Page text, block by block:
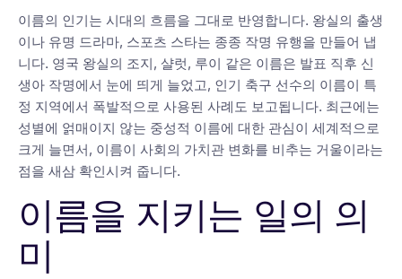
이름의 인기는 시대의 흐름을 그대로 반영합니다. 왕실의 출생
이나 유명 드라마, 스포츠 스타는 종종 작명 유행을 만들어 냅
니다. 영국 왕실의 조지, 샬럿, 루이 같은 이름은 발표 직후 신
생아 작명에서 눈에 띄게 늘었고, 인기 축구 선수의 이름이 특
정 지역에서 폭발적으로 사용된 사례도 보고됩니다. 최근에는
성별에 얽매이지 않는 중성적 이름에 대한 관심이 세계적으로
크게 늘면서, 이름이 사회의 가치관 변화를 비추는 거울이라는
점을 새삼 확인시켜 줍니다.
이름을 지키는 일의 의
미